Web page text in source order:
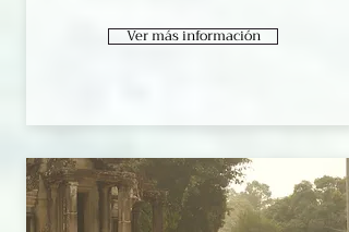
Ver más información